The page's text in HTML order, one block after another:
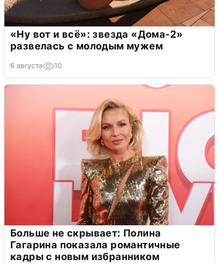
«Ну вот и всё»: звезда «Дома-2»
развелась с молодым мужем
6 августа 10
Больше не скрывает: Полина
Гагарина показала романтичные
кадры с новым избранником